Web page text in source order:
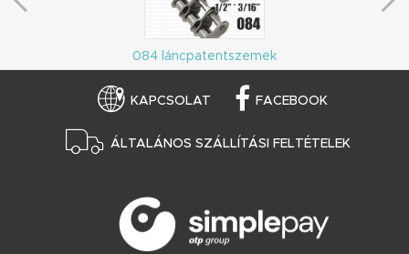
084 láncpatentszemek
KAPCSOLAT FACEBOOK
ÁLTALÁNOS SZÁLLÍTÁSI FELTÉTELEK